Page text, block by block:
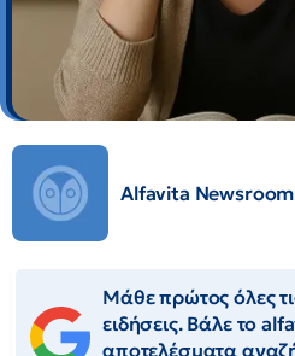
Alfavita Newsroom
Μάθε πρώτος όλες
ειδήσεις. Βάλε το
αποτελέσματα